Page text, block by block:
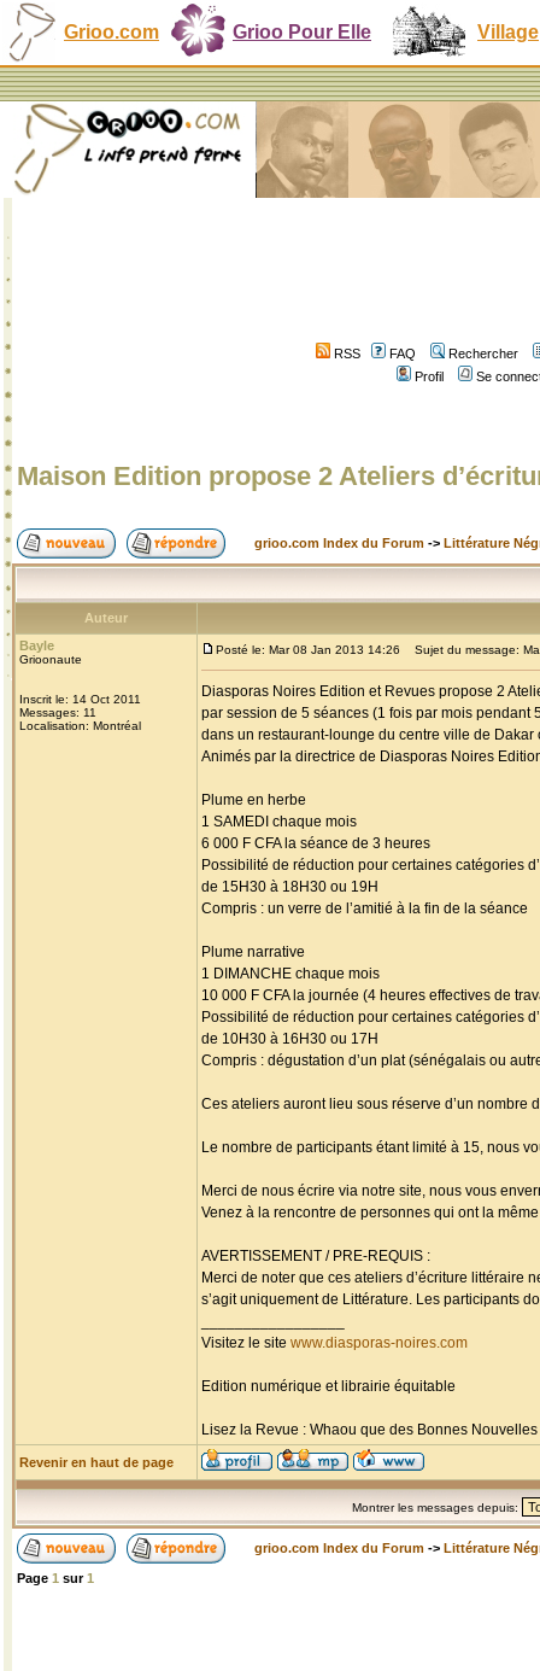
Grioo.com Grioo Pour Elle Village
RSS FAQ
Rechercher
Profil
Se
Maison Edition propose 2 Ateliers
grioo.com Index du Forum -> Littérature
Auteur
Bayle
Grioonaute
Inscrit le: 14 Oct 2011
Messages: 11
Localisation: Montréal
Posté le: Mar 08 Jan 2013 14:26 Sujet du message:
Diasporas Noires Edition et Revues propose 2
par session de 5 séances (1 fois par mois pendant
dans un restaurant-lounge du centre ville de
Animés par la directrice de Diasporas Noires
Plume en herbe
1 SAMEDI chaque mois
6 000 F CFA la séance de 3 heures
Possibilité de réduction pour certaines catégories
de 15H30 à 18H30 ou 19H
Compris : un verre de l’amitié à la fin de la séance
Plume narrative
1 DIMANCHE chaque mois
10 000 F CFA la journée (4 heures effectives de
Possibilité de réduction pour certaines catégories
de 10H30 à 16H30 ou 17H
Compris : dégustation d’un plat (sénégalais ou
Ces ateliers auront lieu sous réserve d’un nombre
Le nombre de participants étant limité à 15, nous
Merci de nous écrire via notre site, nous vous
Venez à la rencontre de personnes qui ont la
AVERTISSEMENT / PRE-REQUIS :
Merci de noter que ces ateliers d’écriture
s’agit uniquement de Littérature. Les participants
Visitez le site www.diasporas-noires.com
Edition numérique et librairie équitable
Lisez la Revue : Whaou que des Bonnes
Revenir en haut de page
Montrer les messages depuis:
grioo.com Index du Forum -> Littérature
Page 1 sur1